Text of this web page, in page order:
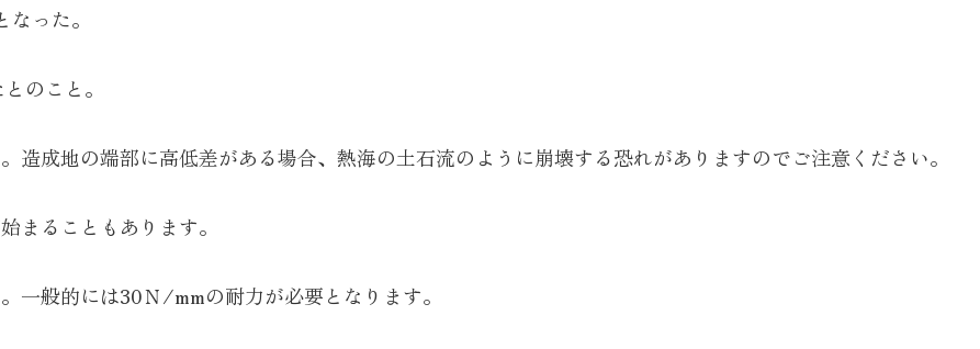
った。
のこと。
造成地の端部に高低差がある場合、熱海の土石流のように崩壊する恐れがありますのでご注意ください。
まることもあります。
一般的には30Ｎ/mmの耐力が必要となります。